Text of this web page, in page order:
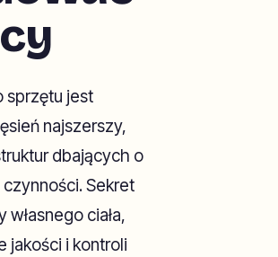
sprzętu jest
najszerszy,
dbających o
Sekret
ciała,
jakości i kontroli